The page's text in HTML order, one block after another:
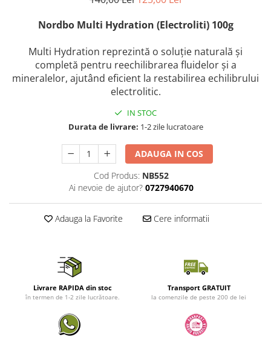
Nordbo Multi Hydration (Electroliti) 100g
Multi Hydration reprezintă o soluție naturală și
completă pentru reechilibrarea fluidelor și a
mineralelor, ajutând eficient la restabilirea echilibrului
electrolitic.
IN STOC
Durata de livrare: 1-2 zile lucratoare
ADAUGA IN COS
Cod Produs: NB552
Ai nevoie de ajutor? 0727940670
Adauga la Favorite Cere informatii
Livrare RAPIDA din stoc
în termen de 1-2 zile lucrătoare.
Transport GRATUIT
la comenzile de peste 200 de lei